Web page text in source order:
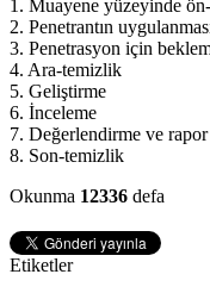
1. Muayene yüzeyinde
2. Penetrantın
3. Penetrasyon için
4. Ara-temizlik
5. Geliştirme
6. İnceleme
7. Değerlendirme ve rapor
8. Son-temizlik
Okunma 12336 defa
Etiketler